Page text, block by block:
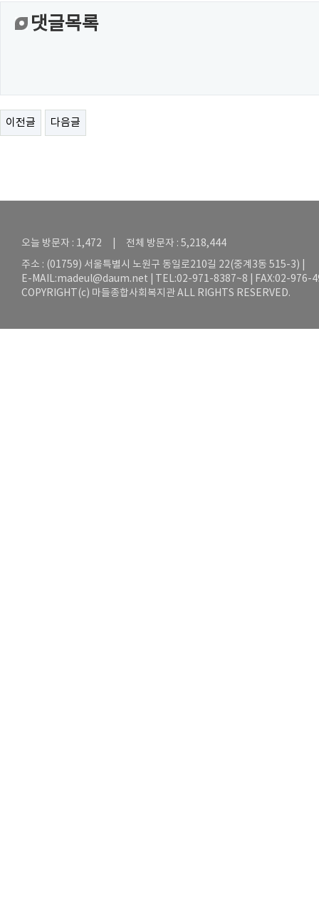
댓글목록
이전글 다음글
오늘 방문자 : 1,472 | 전체 방문자 : 5,218,444
주소 : (01759) 서울특별시 노원구 동일로210길 22(중계3동 515-3) |
E-MAIL:madeul@daum.net | TEL:02-971-8387~8 | FAX:02-976-
COPYRIGHT(c) 마들종합사회복지관 ALL RIGHTS RESERVED.